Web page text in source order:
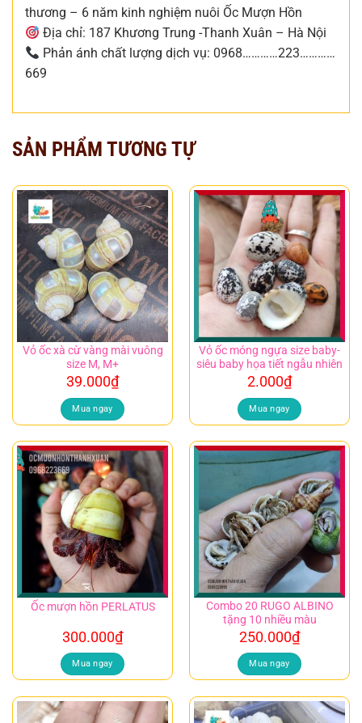
thương – 6 năm kinh nghiệm nuôi Ốc Mượn Hồn
Địa chỉ: 187 Khương Trung -Thanh Xuân – Hà Nội
Phản ánh chất lượng dịch vụ: 0968…………223…………
669
SẢN PHẨM TƯƠNG TỰ
Vỏ ốc xà cừ vàng mài vuông
size M, M+
39.000₫
Mua ngay
Vỏ ốc móng ngựa size baby-
siêu baby họa tiết ngẫu nhiên
2.000₫
Mua ngay
Ốc mượn hồn PERLATUS
300.000₫
Mua ngay
Combo 20 RUGO ALBINO
tặng 10 nhiều màu
250.000₫
Mua ngay